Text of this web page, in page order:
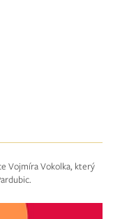
Vojmíra Vokolka, který